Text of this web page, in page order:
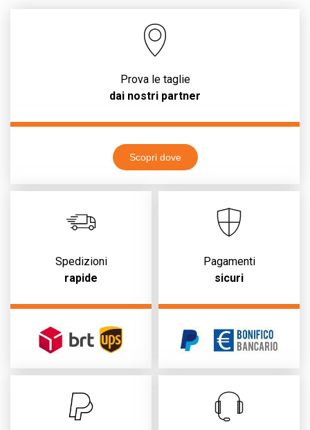
Prova le taglie
dai nostri partner
Scopri dove
Spedizioni
rapide
Pagamenti
sicuri